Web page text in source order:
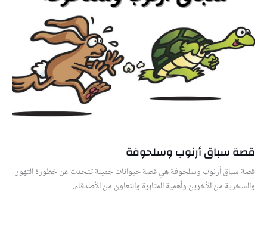
قصة سباق أرنوب وسلحوفة
قصة سباق أرنوب وسلحوفة هي قصة حيوانات جميلة تتحدث عن خطورة التهور
والسخرية من الأخرين وأهمية المثابرة والتعاون من الأصدقاء.